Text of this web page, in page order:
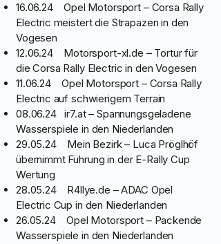
16.06.24 Opel Motorsport – Corsa Rally
Electric meistert die Strapazen in den
Vogesen
12.06.24 Motorsport-xl.de – Tortur für
die Corsa Rally Electric in den Vogesen
11.06.24 Opel Motorsport – Corsa Rally
Electric auf schwierigem Terrain
08.06.24 ir7.at – Spannungsgeladene
Wasserspiele in den Niederlanden
29.05.24 Mein Bezirk – Luca Pröglhöf
übernimmt Führung in der E-Rally Cup
Wertung
28.05.24 R4llye.de – ADAC Opel
Electric Cup in den Niederlanden
26.05.24 Opel Motorsport – Packende
Wasserspiele in den Niederlanden